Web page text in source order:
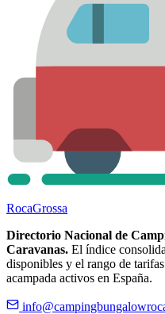
RocaGrossa
Directorio Nacional de
Caravanas. El índice
disponibles y el rango de
acampada activos en España.